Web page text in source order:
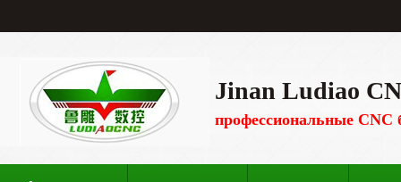
Jinan Ludiao
профессиональные CNC